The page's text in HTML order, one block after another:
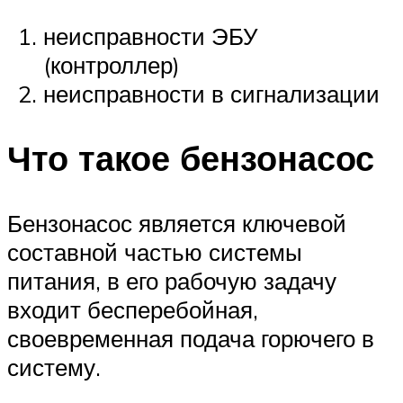
неисправности ЭБУ
(контроллер)
неисправности в сигнализации
Что такое бензонасос
Бензонасос является ключевой
составной частью системы
питания, в его рабочую задачу
входит бесперебойная,
своевременная подача горючего в
систему.